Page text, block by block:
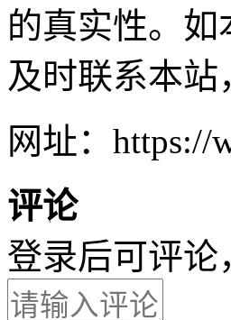
的真实性。
及时联系本
网址：https://
评论
登录后可评论